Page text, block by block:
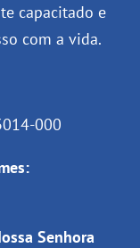
capacitado e
com a vida.
000
Senhora